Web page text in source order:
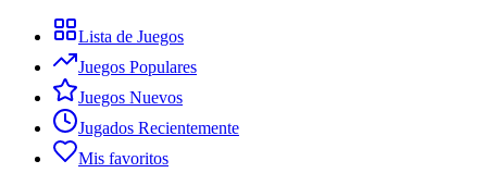
Lista de Juegos
Juegos Populares
Juegos Nuevos
Jugados Recientemente
Mis favoritos